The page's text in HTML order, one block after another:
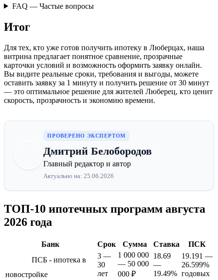
FAQ — Частые вопросы
Итог
Для тех, кто уже готов получить ипотеку в Люберцах, наша
витрина предлагает понятное сравнение, прозрачные
карточки условий и возможность оформить заявку онлайн.
Вы видите реальные сроки, требования и выгоды, можете
оставить заявку за 1 минуту и получить решение от 30 минут
— это оптимальное решение для жителей Люберец, кто ценит
скорость, прозрачность и экономию времени.
ПРОВЕРЕНО ЭКСПЕРТОМ
Дмитрий Белобородов
Главный редактор и автор
Актуально на: 25.06.2026
ТОП-10 ипотечных программ августа
2026 года
Банк Срок Сумма Ставка
ПСК
ПСБ - ипотека в
новостройке
3 —
30
лет
1 000 000
— 50 000
000 ₽
18.69
—
19.49%
19.191 —
26.599%
годовых